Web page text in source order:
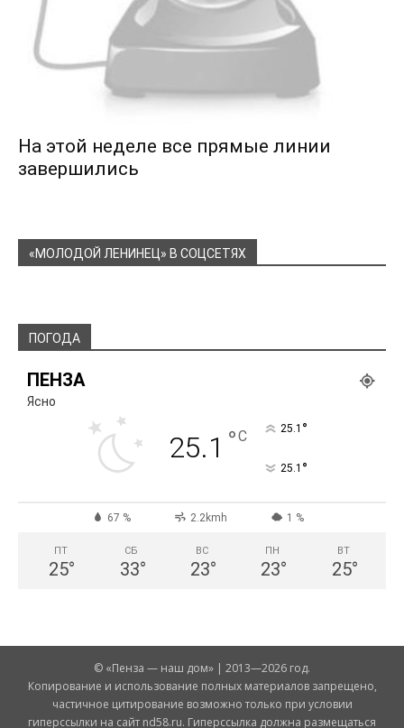
На этой неделе все прямые линии
завершились
«МОЛОДОЙ ЛЕНИНЕЦ» В СОЦСЕТЯХ
ПОГОДА
ПЕНЗА
Ясно
25.1 °C 25.1 °
25.1 °
67 % 2.2kmh 1 %
ПТ
25°
СБ
33°
ВС
23°
ПН
23°
ВТ
25°
© «Пенза — наш дом» | 2013—2026 год.
Копирование и использование полных материалов запрещено,
частичное цитирование возможно только при условии
гиперссылки на сайт nd58.ru. Гиперссылка должна размещаться